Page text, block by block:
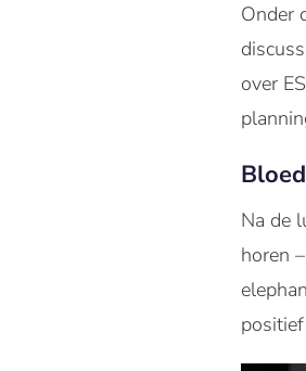
Onder
over
Na de
horen